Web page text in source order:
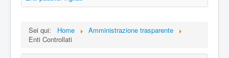
Sei qui: Home
Amministrazione trasparente
Enti Controllati